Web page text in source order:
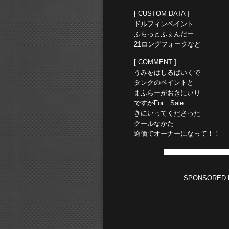
[ CUSTOM DATA ]
ドルフィンペイント
ふらっとふぇんだー
21ロングフォークなど
[ COMMENT ]
うみをはしるばいくで
タンクのペイントと
まふらーがおきにいり
ですがFor Sale
きにいってくださった
クールなかた
適価でオーナーになって！！
SPONSORED